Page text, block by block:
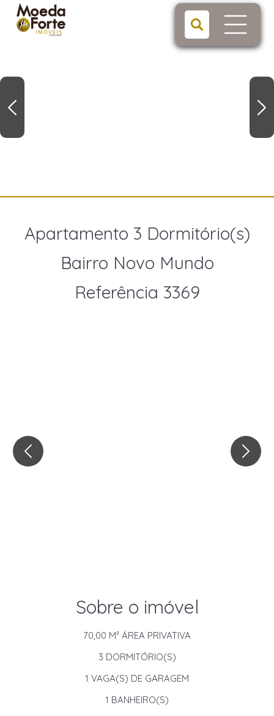
Apartamento 3 Dormitório(s)
Bairro Novo Mundo
Referência 3369
Sobre o imóvel
70,00 M² ÁREA PRIVATIVA
3 DORMITÓRIO(S)
1 VAGA(S) DE GARAGEM
1 BANHEIRO(S)